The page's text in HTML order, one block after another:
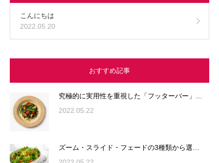
こんにちは
2022.05.20
おすすめ記事
究極的に実用性を重視した「フッターバー」…
2022.05.22
ズーム・スライド・フェードの3種類から選…